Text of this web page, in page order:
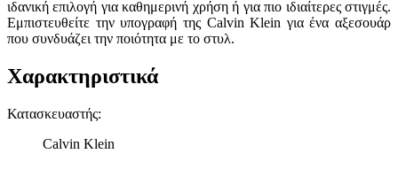
ιδανική επιλογή για καθημερινή χρήση ή για πιο ιδιαίτερες στιγμές.
Εμπιστευθείτε την υπογραφή της Calvin Klein για ένα αξεσουάρ
που συνδυάζει την ποιότητα με το στυλ.
Χαρακτηριστικά
Κατασκευαστής:
Calvin Klein